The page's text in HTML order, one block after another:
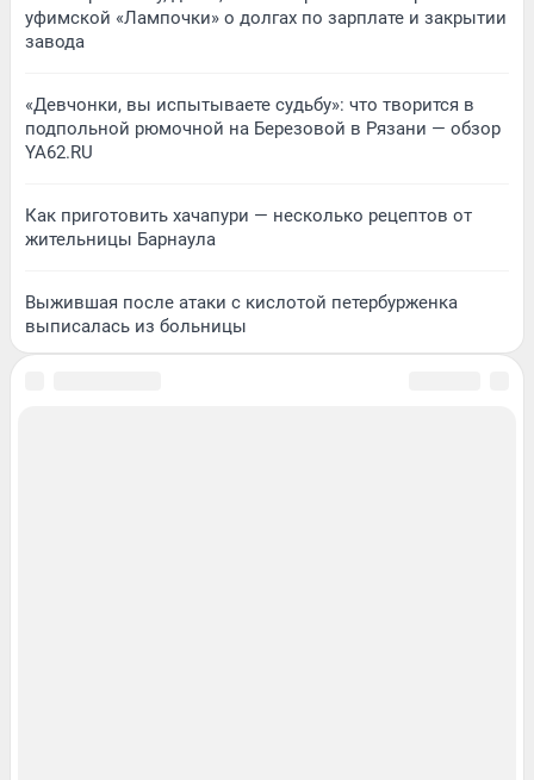
уфимской «Лампочки» о долгах по зарплате и закрытии
завода
«Девчонки, вы испытываете судьбу»: что творится в
подпольной рюмочной на Березовой в Рязани — обзор
YA62.RU
Как приготовить хачапури — несколько рецептов от
жительницы Барнаула
Выжившая после атаки с кислотой петербурженка
выписалась из больницы